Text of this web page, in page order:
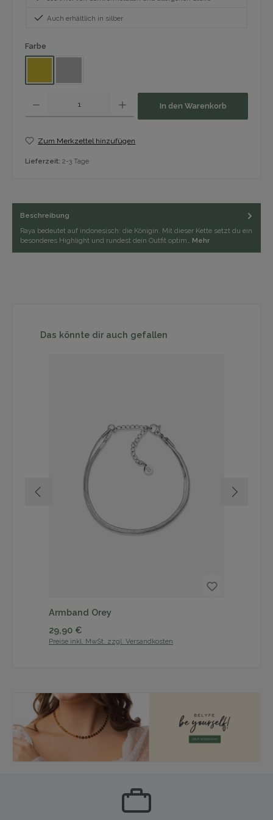
Auch erhältlich in silber
Farbe
In den Warenkorb
Zum Merkzettel hinzufügen
Lieferzeit: 2-3 Tage
Beschreibung
Raya bedeutet auf indonesisch: die Königin. Mit dieser Kette setzt du ein
besonderes Highlight und rundest dein Outfit optim… Mehr
Produktgalerie überspringen
Das könnte dir auch gefallen
Armband Orey
Regulärer Preis:
29,90 €
Preise inkl. MwSt. zzgl. Versandkosten